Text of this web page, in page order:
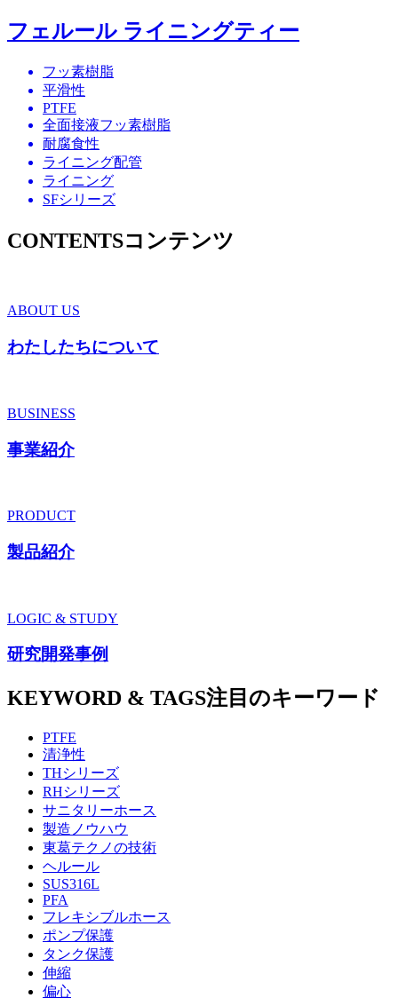
フェルール ライニングティー
フッ素樹脂
平滑性
PTFE
全面接液フッ素樹脂
耐腐食性
ライニング配管
ライニング
SFシリーズ
CONTENTSコンテンツ
ABOUT US
わたしたちについて
BUSINESS
事業紹介
PRODUCT
製品紹介
LOGIC & STUDY
研究開発事例
KEYWORD & TAGS注目のキーワード
PTFE
清浄性
THシリーズ
RHシリーズ
サニタリーホース
製造ノウハウ
東葛テクノの技術
ヘルール
SUS316L
PFA
フレキシブルホース
ポンプ保護
タンク保護
伸縮
偏心